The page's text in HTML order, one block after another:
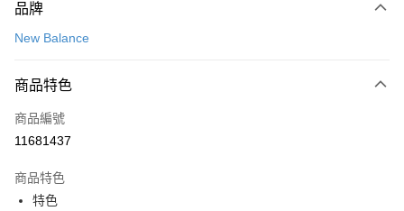
信用卡一次付款
Apple Pay
街口支付
Google Pay
品牌
New Balance
商品特色
商品編號
11681437
商品特色
特色